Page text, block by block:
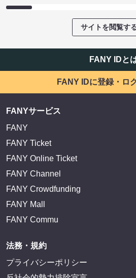
サイトを閲覧す
FANY IDと
FANY IDに登録・ロ
FANYサービス
FANY
FANY Ticket
FANY Online Ticket
FANY Channel
FANY Crowdfunding
FANY Mall
FANY Commu
法務・規約
プライバシーポリシー